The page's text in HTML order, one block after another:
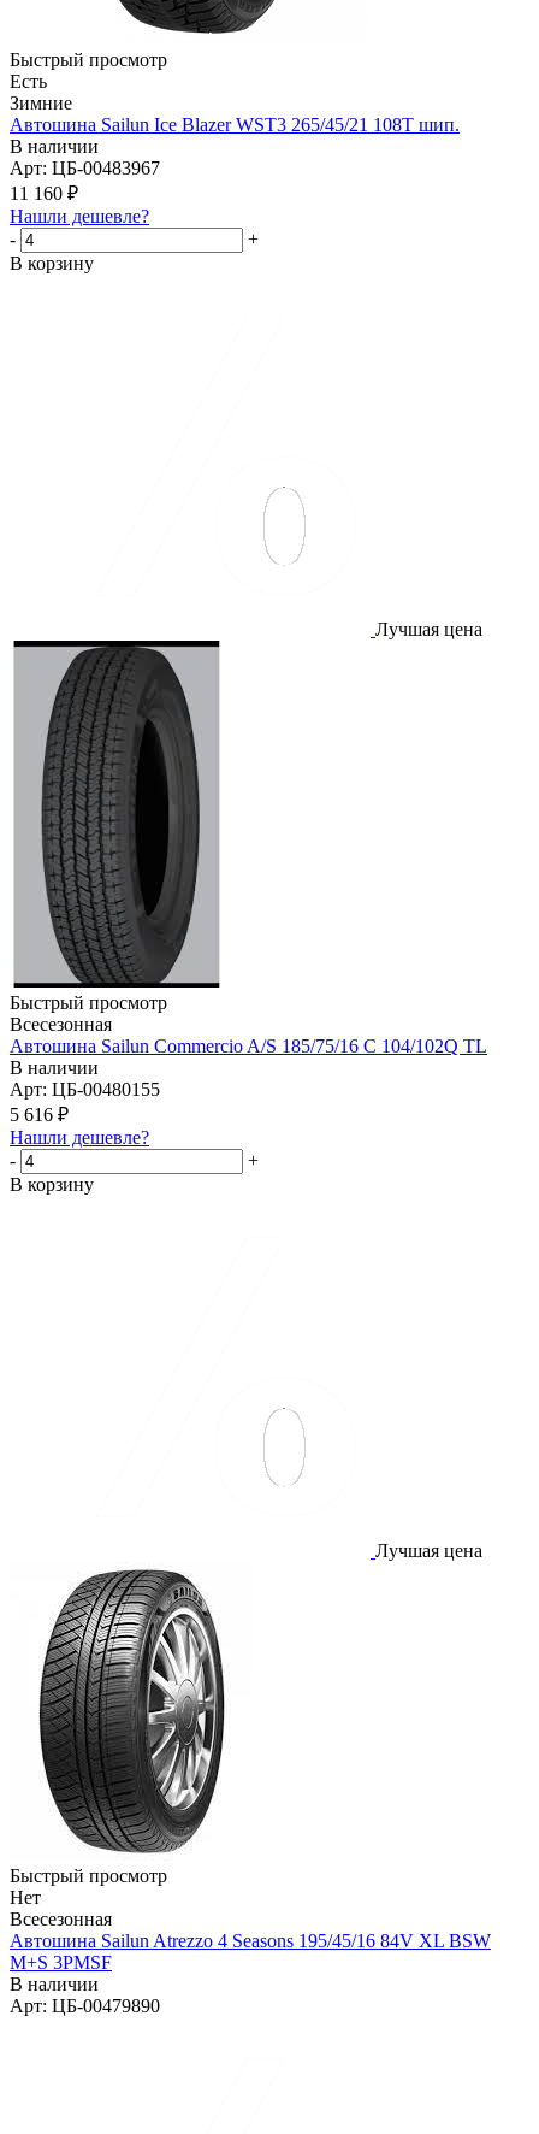
Быстрый просмотр
Есть
Зимние
Автошина Sailun Ice Blazer WST3 265/45/21 108T шип.
В наличии
Арт: ЦБ-00483967
11 160 ₽
Нашли дешевле?
-
+
В корзину
Лучшая цена
Быстрый просмотр
Всесезонная
Автошина Sailun Commercio A/S 185/75/16 С 104/102Q TL
В наличии
Арт: ЦБ-00480155
5 616 ₽
Нашли дешевле?
-
+
В корзину
Лучшая цена
Быстрый просмотр
Нет
Всесезонная
Автошина Sailun Atrezzo 4 Seasons 195/45/16 84V XL BSW
M+S 3PMSF
В наличии
Арт: ЦБ-00479890